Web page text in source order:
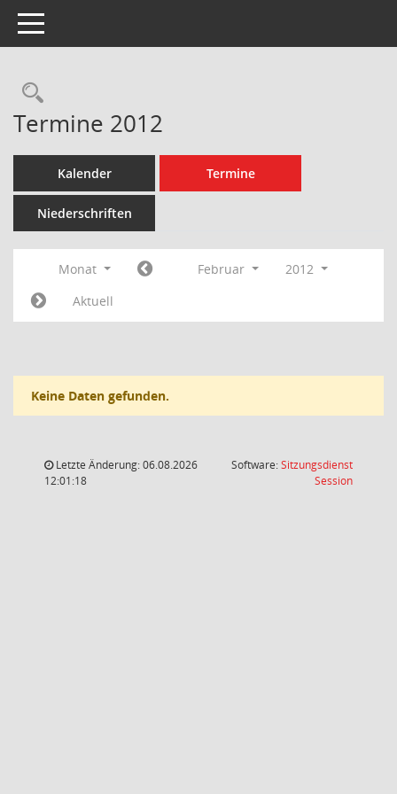
Toggle navigation
Rechercheauswahl
Termine 2012
Kalender Termine
Niederschriften
Monat Februar
2012
Aktuell
Keine Daten gefunden.
Letzte Änderung: 06.08.2026
12:01:18
Software:Sitzungsdienst
Session(Wird in